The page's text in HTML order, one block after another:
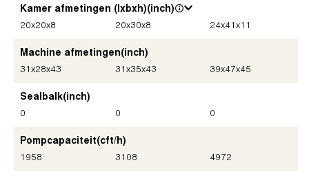
Kamer afmetingen (lxbxh)(inch)
20x20x8 20x30x8 24x41x11
Machine afmetingen(inch)
31x28x43 31x35x43 39x47x45
Sealbalk(inch)
0 0 0
Pompcapaciteit(cft/h)
1958 3108 4972